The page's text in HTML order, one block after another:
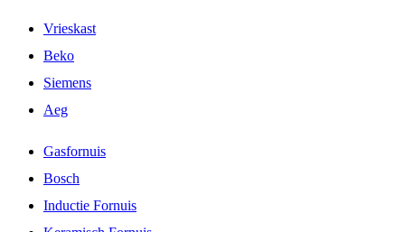
Vrieskast
Beko
Siemens
Aeg
Gasfornuis
Bosch
Inductie Fornuis